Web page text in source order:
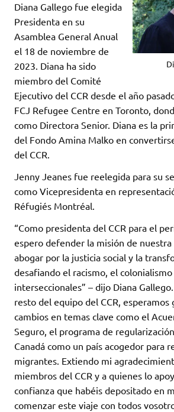
Diana Gallego fue elegida
Presidenta en su
Asamblea General Anual
el 18 de noviembre de
2023. Diana ha sido
miembro del Comité
Ejecutivo del CCR desde el año
FCJ Refugee Centre en Toronto,
como Directora Senior. Diana es la
del Fondo Amina Malko en
del CCR.
Jenny Jeanes fue reelegida para su
como Vicepresidenta en
Réfugiés Montréal.
“Como presidenta del CCR para el
espero defender la misión de nuestra
abogar por la justicia social y la
desafiando el racismo, el
interseccionales” – dijo Diana
resto del equipo del CCR,
cambios en temas clave como el
Seguro, el programa de
Canadá como un país acogedor para
migrantes. Extiendo mi
miembros del CCR y a quienes lo
confianza que habéis depositado en
comenzar este viaje con todos